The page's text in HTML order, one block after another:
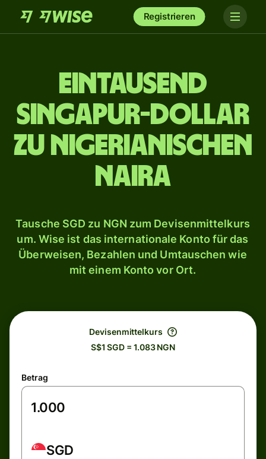
Registrieren
ein­tausend
Singapur-Dollar
zu nigerianischen
Naira
Tausche SGD zu NGN zum Devisenmittelkurs
um. Wise ist das internationale Konto für das
Überweisen, Bezahlen und Umtauschen wie
mit einem Konto vor Ort.
Devisenmittelkurs
S$1 SGD = 1.083 NGN
Betrag
SGD